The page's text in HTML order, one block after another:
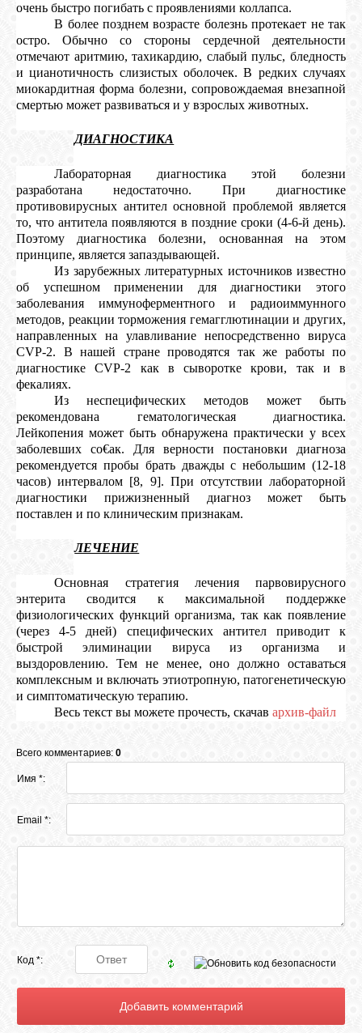
очень быстро погибать с проявлениями коллапса.
В более позднем возрасте болезнь протекает не так
остро. Обычно со стороны сердечной деятельности
отмечают аритмию, тахикардию, слабый пульс, бледность
и цианотичность слизистых оболочек. В редких случаях
миокардитная форма болезни, сопровождаемая внезапной
смертью может развиваться и у взрослых животных.
ДИАГНОСТИКА
Лабораторная диагностика этой болезни
разработана недостаточно. При диагностике
противовирусных антител основной проблемой является
то, что антитела появляются в поздние сроки (4-6-й день).
Поэтому диагностика болезни, основанная на этом
принципе, является запаздывающей.
Из зарубежных литературных источников известно
об успешном применении для диагностики этого
заболевания иммуноферментного и радиоиммунного
методов, реакции торможения гемагглютинации и других,
направленных на улавливание непосредственно вируса
CVP-2. В нашей стране проводятся так же работы по
диагностике CVP-2 как в сыворотке крови, так и в
фекалиях.
Из неспецифических методов может быть
рекомендована гематологическая диагностика.
Лейкопения может быть обнаружена практически у всех
заболевших со€ак. Для верности постановки диагноза
рекомендуется пробы брать дважды с небольшим (12-18
часов) интервалом [8, 9]. При отсутствии лабораторной
диагностики прижизненный диагноз может быть
поставлен и по клиническим признакам.
ЛЕЧЕНИЕ
Основная стратегия лечения парвовирусного
энтерита сводится к максимальной поддержке
физиологических функций организма, так как появление
(через 4-5 дней) специфических антител приводит к
быстрой элиминации вируса из организма и
выздоровлению. Тем не менее, оно должно оставаться
комплексным и включать этиотропную, патогенетическую
и симптоматическую терапию.
Весь текст вы можете прочесть, скачавархив-файл
Всего комментариев: 0
Имя *:
Email *:
Код *: